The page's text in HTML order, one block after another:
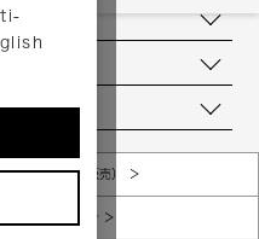
販売規約（店頭販売）
個人情報保護方針